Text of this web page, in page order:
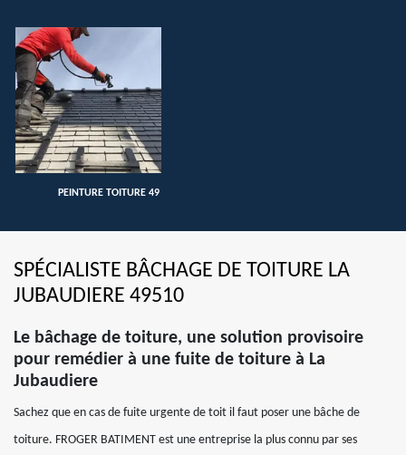
PEINTURE TOITURE 49
SPÉCIALISTE BÂCHAGE DE TOITURE LA
JUBAUDIERE 49510
Le bâchage de toiture, une solution provisoire
pour remédier à une fuite de toiture à La
Jubaudiere
Sachez que en cas de fuite urgente de toit il faut poser une bâche de
toiture. FROGER BATIMENT est une entreprise la plus connu par ses